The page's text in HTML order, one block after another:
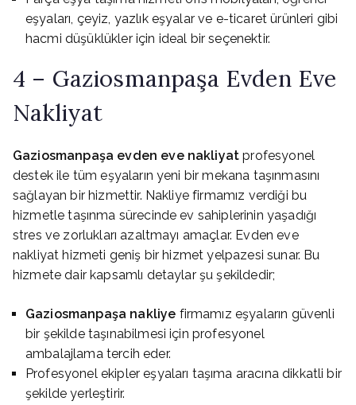
eşyaları, çeyiz, yazlık eşyalar ve e-ticaret ürünleri gibi
hacmi düşüklükler için ideal bir seçenektir.
4 – Gaziosmanpaşa Evden Eve
Nakliyat
Gaziosmanpaşa evden eve nakliyatprofesyonel
destek ile tüm eşyaların yeni bir mekana taşınmasını
sağlayan bir hizmettir. Nakliye firmamız verdiği bu
hizmetle taşınma sürecinde ev sahiplerinin yaşadığı
stres ve zorlukları azaltmayı amaçlar. Evden eve
nakliyat hizmeti geniş bir hizmet yelpazesi sunar. Bu
hizmete dair kapsamlı detaylar şu şekildedir;
Gaziosmanpaşa nakliye firmamız eşyaların güvenli
bir şekilde taşınabilmesi için profesyonel
ambalajlama tercih eder.
Profesyonel ekipler eşyaları taşıma aracına dikkatli bir
şekilde yerleştirir.